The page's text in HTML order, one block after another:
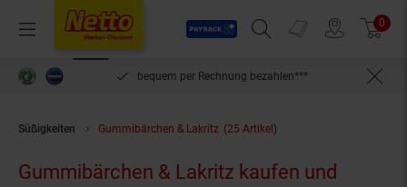
Menü
Payback
Suchfeld einblenden
Prospekte 0
bequem per Rechnung bezahlen***
Süßigkeiten Gummibärchen & Lakritz (25 Artikel)
Gummibärchen & Lakritz kaufen und